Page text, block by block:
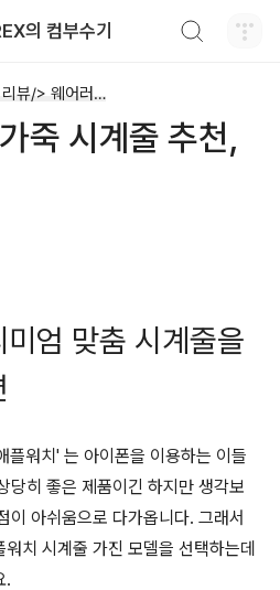
의 컴부수기
스마트폰/태블릿PC/웨어러블 리뷰/> 웨어러블 디바이스 - 스마트워치 등
죽 시계줄 추천,
엄 맞춤 시계줄을
플워치' 는 아이폰을 이용하는 이들
당히 좋은 제품이긴 하지만 생각보
이 아쉬움으로 다가옵니다. 그래서
치 시계줄 가진 모델을 선택하는데
.